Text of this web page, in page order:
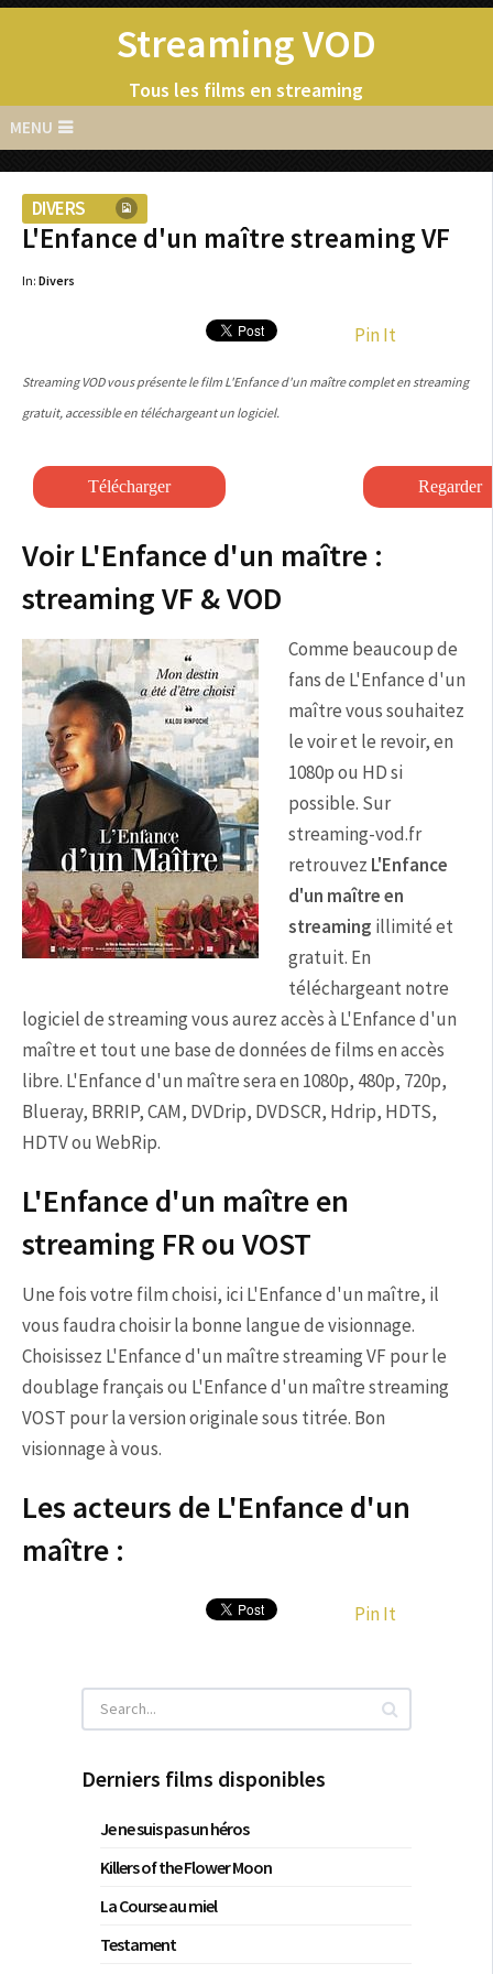
Streaming VOD
Tous les films en streaming
MENU
DIVERS
L'Enfance d'un maître streaming VF
In: Divers
Pin It
Streaming VOD vous présente le film L'Enfance d'un maître complet en streaming
gratuit, accessible en téléchargeant un logiciel.
Voir L'Enfance d'un maître :
streaming VF & VOD
Comme beaucoup de
fans de L'Enfance d'un
maître vous souhaitez
le voir et le revoir, en
1080p ou HD si
possible. Sur
streaming-vod.fr
retrouvez L'Enfance
d'un maître en
streaming illimité et
gratuit. En
téléchargeant notre
logiciel de streaming vous aurez accès à L'Enfance d'un
maître et tout une base de données de films en accès
libre. L'Enfance d'un maître sera en 1080p, 480p, 720p,
Blueray, BRRIP, CAM, DVDrip, DVDSCR, Hdrip, HDTS,
HDTV ou WebRip.
L'Enfance d'un maître en
streaming FR ou VOST
Une fois votre film choisi, ici L'Enfance d'un maître, il
vous faudra choisir la bonne langue de visionnage.
Choisissez L'Enfance d'un maître streaming VF pour le
doublage français ou L'Enfance d'un maître streaming
VOST pour la version originale sous titrée. Bon
visionnage à vous.
Les acteurs de L'Enfance d'un
maître :
Pin It
Derniers films disponibles
Je ne suis pas un héros
Killers of the Flower Moon
La Course au miel
Testament